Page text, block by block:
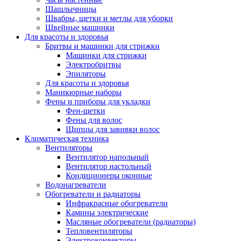
Шашлычницы
Швабры, щетки и метлы для уборки
Швейные машинки
Для красоты и здоровья
Бритвы и машинки для стрижки
Машинки для стрижки
Электробритвы
Эпиляторы
Для красоты и здоровья
Маникюрные наборы
Фены и приборы для укладки
Фен-щетки
Фены для волос
Щипцы для завивки волос
Климатическая техника
Вентиляторы
Вентилятор напольный
Вентилятор настольный
Кондиционеры оконные
Водонагреватели
Обогреватели и радиаторы
Инфракрасные обогреватели
Камины электрические
Масляные обогреватели (радиаторы)
Тепловентиляторы